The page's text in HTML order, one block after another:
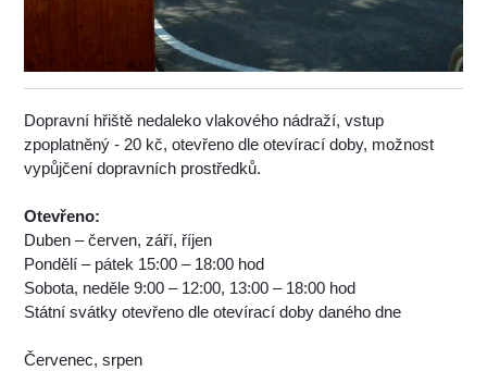
Dopravní hřiště nedaleko vlakového nádraží, vstup
zpoplatněný - 20 kč, otevřeno dle otevírací doby, možnost
vypůjčení dopravních prostředků.
Otevřeno:
Duben – červen, září, říjen
Pondělí – pátek 15:00 – 18:00 hod
Sobota, neděle 9:00 – 12:00, 13:00 – 18:00 hod
Státní svátky otevřeno dle otevírací doby daného dne
Červenec, srpen